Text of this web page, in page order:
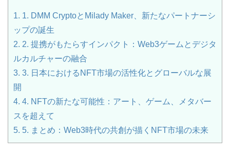
1. 1. DMM CryptoとMilady Maker、新たなパートナーシ
ップの誕生
2. 2. 提携がもたらすインパクト：Web3ゲームとデジタ
ルカルチャーの融合
3. 3. 日本におけるNFT市場の活性化とグローバルな展
開
4. 4. NFTの新たな可能性：アート、ゲーム、メタバー
スを超えて
5. 5. まとめ：Web3時代の共創が描くNFT市場の未来